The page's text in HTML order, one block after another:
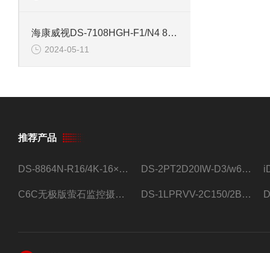
海康威视DS-7108HGH-F1/N4 8路单盘位同轴硬盘录像机
2024-05-11
推荐产品
DS-8864N-R16/4K-16×4T/希捷16盘位录像机 DS-2PT2D20IW-D3/w64路高清硬盘录像机
C6C无极版萤石监控摄像头 DS-1LPRVV-2C150/2B监控室外夜视高清电源线护套线200米/卷